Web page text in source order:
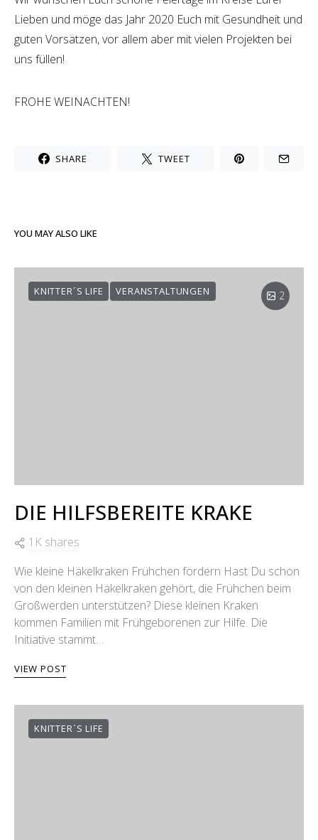
Lieben und möge das Jahr 2020 Euch mit Gesundheit und
guten Vorsätzen, vor allem aber mit vielen Projekten bei
uns füllen!
FROHE WEINACHTEN!
SHARE TWEET
YOU MAY ALSO LIKE
KNITTER´S LIFE VERANSTALTUNGEN 2
DIE HILFSBEREITE KRAKE
1K shares
Wie kleine Häkelkraken Frühchen fördern Hast Du schon
von den kleinen Häkelkraken gehört, die Frühchen beim
Großwerden unterstützen? Diese kleinen Kraken
kommen Familien mit Frühgeborenen zur Hilfe. Die
Initiative stammt…
VIEW POST
KNITTER´S LIFE